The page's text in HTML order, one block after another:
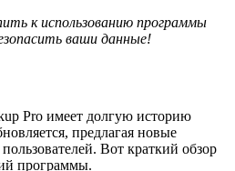
к использованию программы
ваши данные!
Pro имеет долгую историю
предлагая новые
Вот краткий обзор
программы.